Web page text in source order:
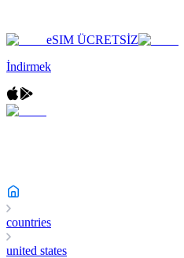
eSIM ÜCRETSİZ
İndirmek
countries
united states